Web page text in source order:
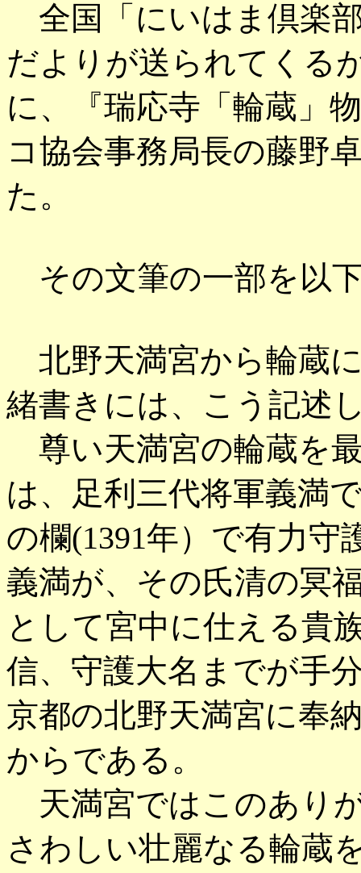
全国「にいはま倶楽
だよりが送られてくる
に、『瑞応寺「輪蔵」
コ協会事務局長の藤野
た。
その文筆の一部を以
北野天満宮から輪蔵
緒書きには、こう記述
尊い天満宮の輪蔵を
は、足利三代将軍義満
の欄(1391年）で有力
義満が、その氏清の冥
として宮中に仕える貴
信、守護大名までが手
京都の北野天満宮に奉
からである。
天満宮ではこのあり
さわしい壮麗なる輪蔵